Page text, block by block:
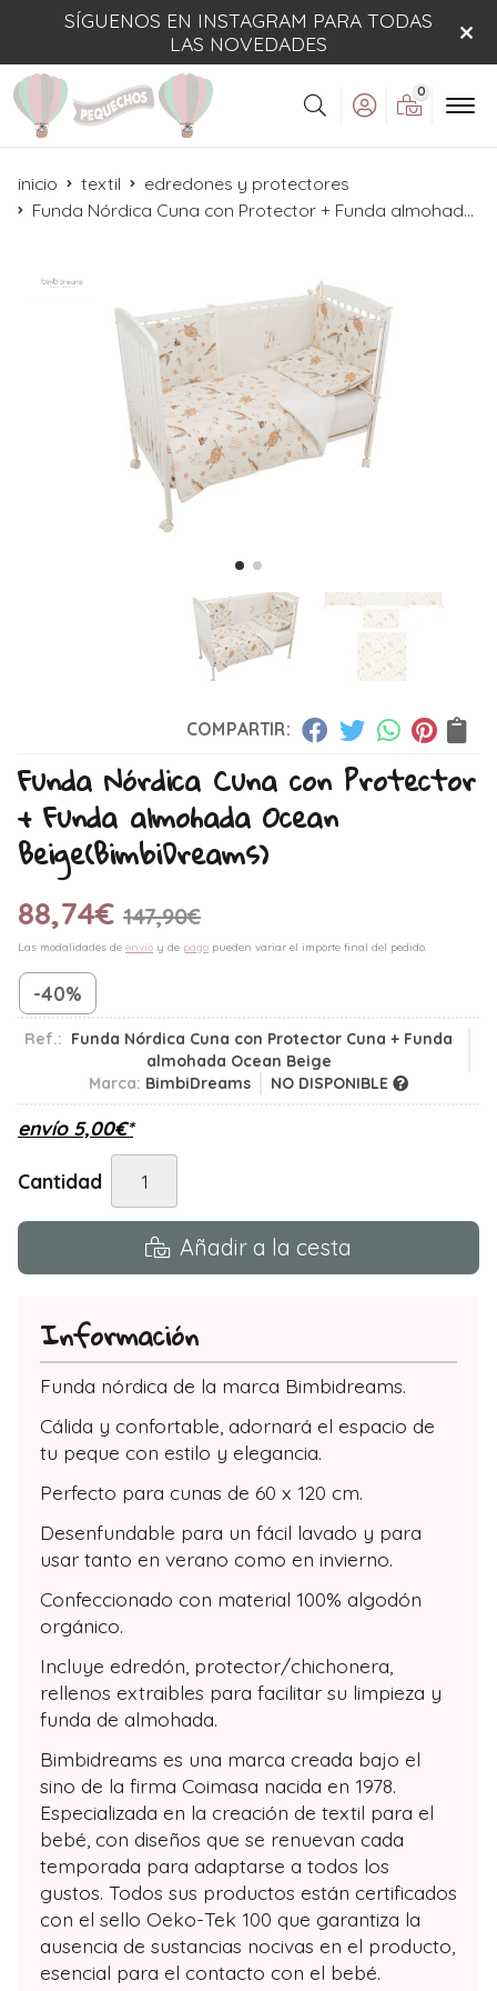
SÍGUENOS EN INSTAGRAM PARA TODAS
LAS NOVEDADES
Buscar
0
inicio textil
edredones y protectores
Funda Nórdica Cuna con Protector + Funda almohada Ocean Beige
COMPARTIR:
Funda Nórdica Cuna con Protector
+ Funda almohada Ocean
Beige(BimbiDreams)
88,74€ 147,90€
Las modalidades de envío y de pago pueden variar el importe final del pedido.
-40%
Ref.: Funda Nórdica Cuna con Protector Cuna + Funda
almohada Ocean Beige
Marca: BimbiDreams NO DISPONIBLE
envío 5,00€*
Cantidad
Añadir a la cesta
Información
Funda nórdica de la marca Bimbidreams.
Cálida y confortable, adornará el espacio de
tu peque con estilo y elegancia.
Perfecto para cunas de 60 x 120 cm.
Desenfundable para un fácil lavado y para
usar tanto en verano como en invierno.
Confeccionado con material 100% algodón
orgánico.
Incluye edredón, protector/chichonera,
rellenos extraibles para facilitar su limpieza y
funda de almohada.
Bimbidreams es una marca creada bajo el
sino de la firma Coimasa nacida en 1978.
Especializada en la creación de textil para el
bebé, con diseños que se renuevan cada
temporada para adaptarse a todos los
gustos. Todos sus productos están certificados
con el sello Oeko-Tek 100 que garantiza la
ausencia de sustancias nocivas en el producto,
esencial para el contacto con el bebé.